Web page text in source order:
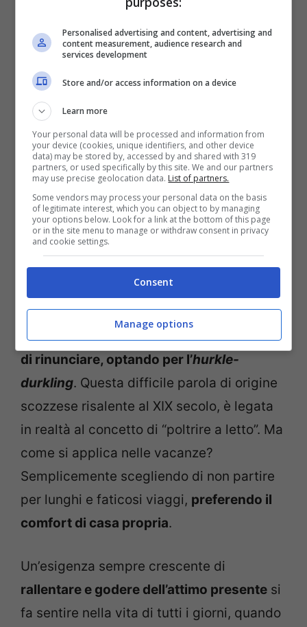
sottrae all’effettivo quantitativo di ore che
si trascorrono nel luogo.
Hurkle-durkling, cos’è e perché sceglierlo –
viagginews.com
Una prospettiva a cuimolti hanno deciso
di rinunciare, optando per l’hurkle-
durkling. Questa difficile parola di origine
scozzese risalente al XIX secolo, è legata
in realtà al concetto di “poltrire a letto”. Ma
come si applica nelle vacanze?
Semplicemente scegliendo di non partire
per lunghi e faticosi viaggi, preferendo il
comfort di casa propria.
Un’esigenza sempre crescente di
rallentare e godere dell’attimo presente si
fa sentire nella vita di tutti i giorni, quando
Personalised advertising and content, advertising and
content measurement, audience research and
services development
Store and/or access information on a device
Learn more
Your personal data will be processed and information from
your device (cookies, unique identifiers, and other device
data) may be stored by, accessed by and shared with 319
partners, or used specifically by this site. We and our partners
may use precise geolocation data. List of partners.
Some vendors may process your personal data on the basis
of legitimate interest, which you can object to by managing
your options below. Look for a link at the bottom of this page
or in the site menu to manage or withdraw consent in privacy
and cookie settings.
Consent
Manage options